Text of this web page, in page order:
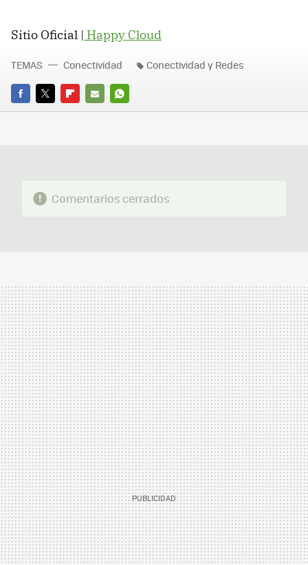
Sitio Oficial | Happy Cloud
FACEBOOK
TWITTERFLIPBOARD
E-
WHATSAPP
TEMAS Conectividad Conectividad y Redes
Comentarios cerrados